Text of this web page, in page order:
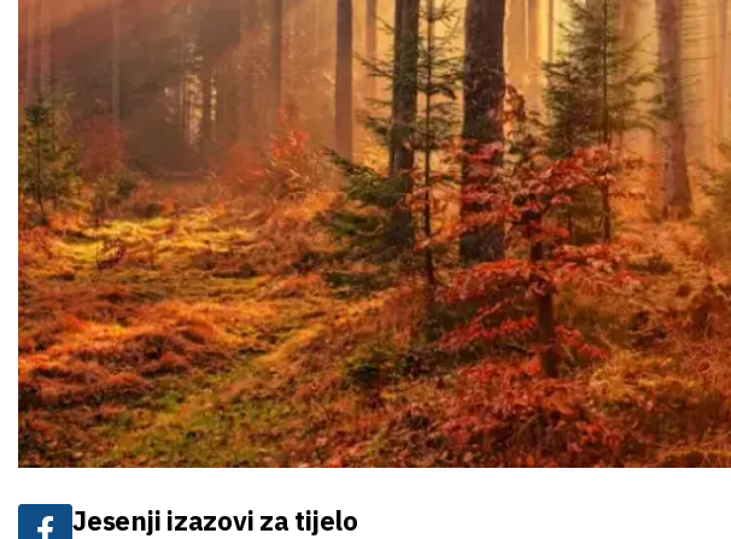
Jesenji izazovi za tijelo